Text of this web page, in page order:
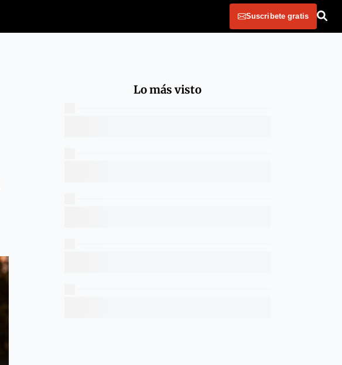
Suscribete gratis
Lo más visto